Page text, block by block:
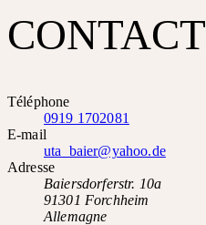
CONTACT
Téléphone
0919 1702081
E-mail
uta_baier@yahoo.de
Adresse
Baiersdorferstr. 10a
91301 Forchheim
Allemagne